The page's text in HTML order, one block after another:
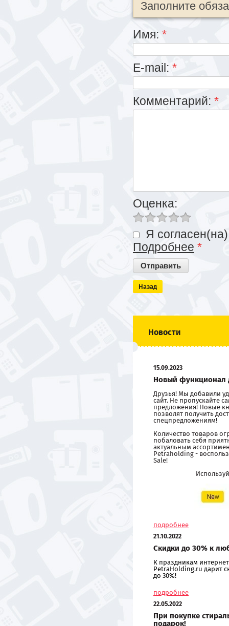
Заполните
Имя: *
E-mail: *
Комментарий: *
Оценка:
Я
Подробнее *
Назад
Новости
15.09.2023
Новый функционал
Друзья! Мы добавили
сайт. Не пропускайте
предложения! Новые
позволят получить
спецпредложениям!
Количество товаров
побаловать себя
актуальным
Petraholding -
Sale!
подробнее
21.10.2022
Скидки до 30% к
К праздникам
PetraHolding.ru дарит
до 30%!
подробнее
22.05.2022
При покупке
подарок!